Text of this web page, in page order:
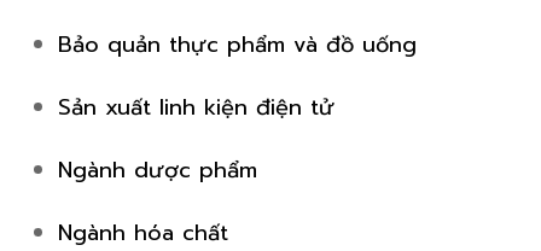
Bảo quản thực phẩm và đồ uống
Sản xuất linh kiện điện tử
Ngành dược phẩm
Ngành hóa chất